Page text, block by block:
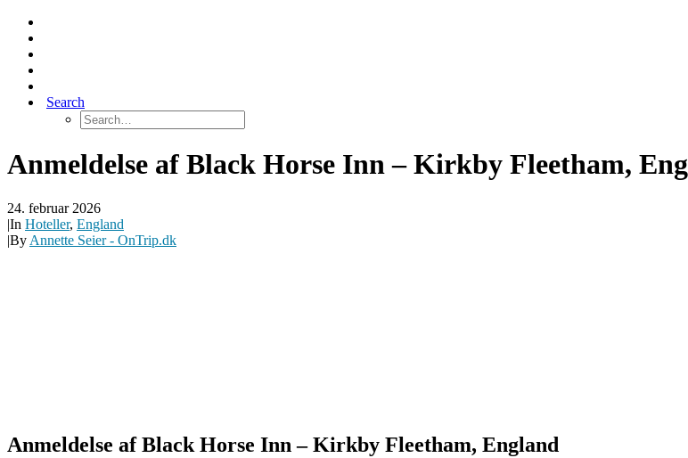
Search
Anmeldelse af Black Horse Inn – Kirkby Fleetham,
24. februar 2026
|In Hoteller, England
|By Annette Seier - OnTrip.dk
Anmeldelse af Black Horse Inn – Kirkby Fleetham, England